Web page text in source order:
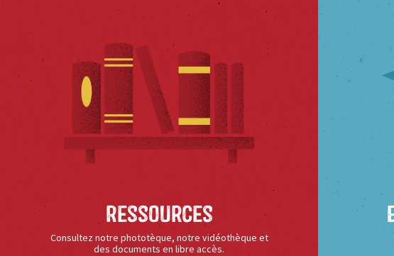
Ressources
Consultez notre phototèque, notre vidéothèque et
des documents en libre accès.